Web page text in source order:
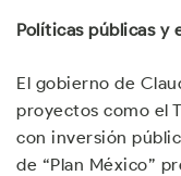
Políticas públicas y
El gobierno de
proyectos como el
con inversión
de “Plan México”